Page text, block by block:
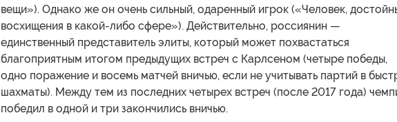
вещи»). Однако же он очень сильный, одаренный игрок («Человек,
восхищения в какой-либо сфере»). Действительно, россиянин —
единственный представитель элиты, который может похвастаться
благоприятным итогом предыдущих встреч с Карлсеном (четыре победы,
одно поражение и восемь матчей вничью, если не учитывать партий в
шахматы). Между тем из последних четырех встреч (после 2017 года)
победил в одной и три закончились вничью.